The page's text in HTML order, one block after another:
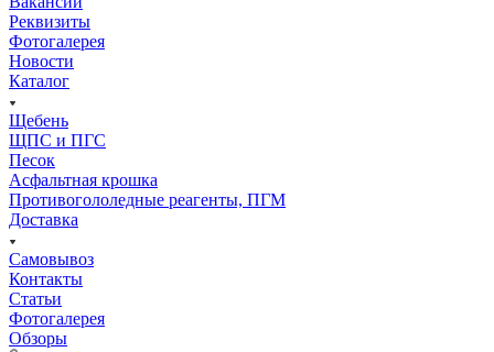
Реквизиты
Фотогалерея
Новости
Каталог
Щебень
ЩПС и ПГС
Песок
Асфальтная крошка
Противогололедные реагенты, ПГМ
Доставка
Самовывоз
Контакты
Статьи
Фотогалерея
Обзоры